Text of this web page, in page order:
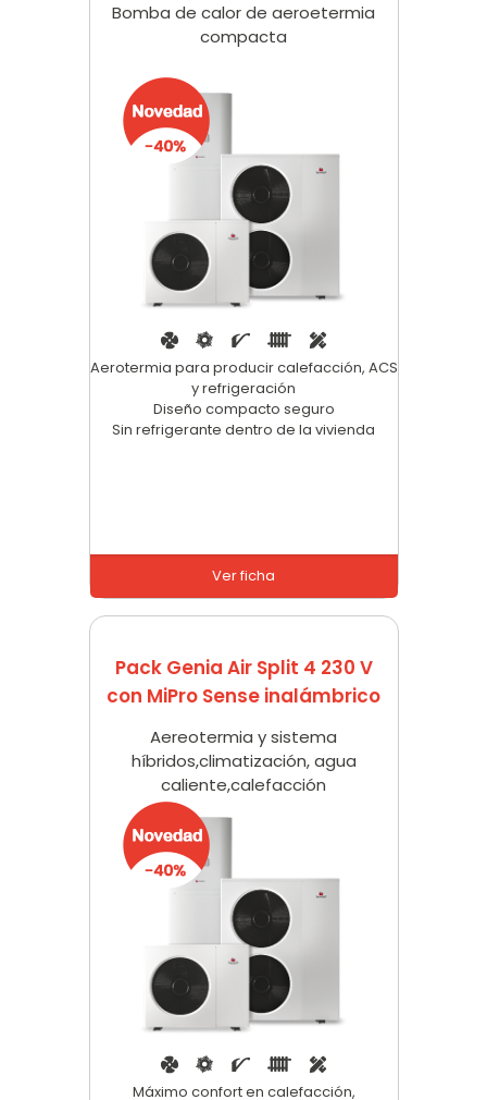
Bomba de calor de aeroetermia
compacta
Aerotermia para producir calefacción, ACS
y refrigeración
Diseño compacto seguro
Sin refrigerante dentro de la vivienda
Ver ficha
Pack Genia Air Split 4 230 V
con MiPro Sense inalámbrico
Aereotermia y sistema
híbridos,climatización, agua
caliente,calefacción
Máximo confort en calefacción,